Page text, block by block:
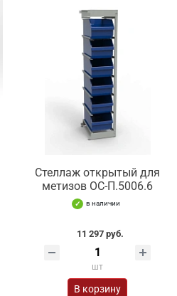
Стеллаж открытый для
метизов ОС-П.5006.6
в наличии
11 297 руб.
шт
В корзину